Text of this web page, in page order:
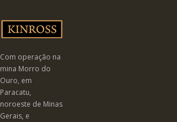
Com operação na
mina Morro do
Ouro, em
Paracatu,
noroeste de Minas
Gerais, e